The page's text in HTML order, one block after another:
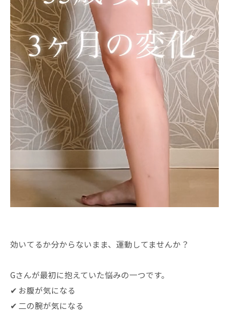
効いてるか分からないまま、運動してませんか？
Gさんが最初に抱えていた悩みの一つです。
✔ お腹が気になる
✔ 二の腕が気になる